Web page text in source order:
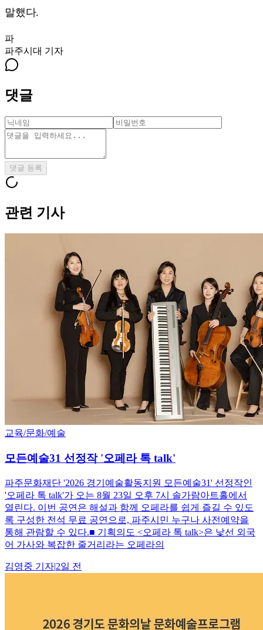
말했다.
파
파주시대 기자
댓글
댓글 등록
관련 기사
교육/문화/예술
모든예술31 선정작 '오페라 톡 talk'
파주문화재단 '2026 경기예술활동지원 모든예술31' 선정작인
'오페라 톡 talk'가 오는 8월 23일 오후 7시 솔가람아트홀에서
열린다. 이번 공연은 해설과 함께 오페라를 쉽게 즐길 수 있도
록 구성한 전석 무료 공연으로, 파주시민 누구나 사전예약을
통해 관람할 수 있다.■ 기획의도 <오페라 톡 talk>은 낯선 외국
어 가사와 복잡한 줄거리라는 오페라의
김영중 기자|2일 전